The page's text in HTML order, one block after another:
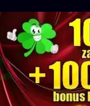
Copyright © 2026 -
varuje: Účastí na hazardní
informační charakter.
Provozovatelem webu je
155 00 Praha 5 (IČO: